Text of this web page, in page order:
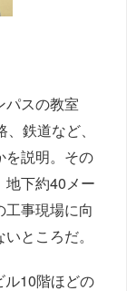
パスの教室
鉄道など、
を説明。その
地下約40メー
工事現場に向
ところだ。
10階ほどの